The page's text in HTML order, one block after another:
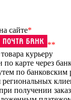
сайте*
**
курьеру
карте через
по банковским
получении